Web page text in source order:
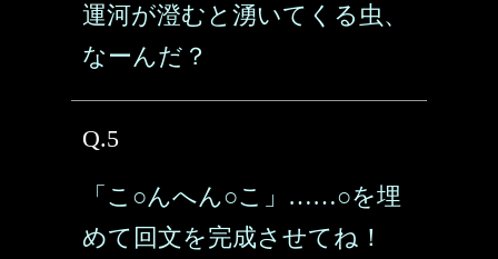
運河が澄むと湧いてくる虫、
なーんだ？
Q.5
「こ○んへん○こ」……○を埋
めて回文を完成させてね！